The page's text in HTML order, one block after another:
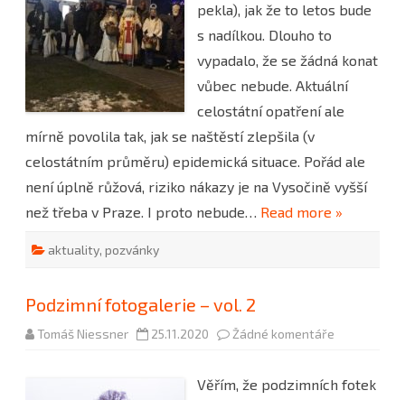
trochu
pekla), jak že to letos bude
s nadílkou. Dlouho to
vypadalo, že se žádná konat
vůbec nebude. Aktuální
celostátní opatření ale
mírně povolila tak, jak se naštěstí zlepšila (v
celostátním průměru) epidemická situace. Pořád ale
není úplně růžová, riziko nákazy je na Vysočině vyšší
než třeba v Praze. I proto nebude… Read more »
aktuality, pozvánky
Podzimní fotogalerie – vol. 2
Tomáš Niessner 25.11.2020 Žádné komentáře
Podzimní
Věřím, že podzimních fotek